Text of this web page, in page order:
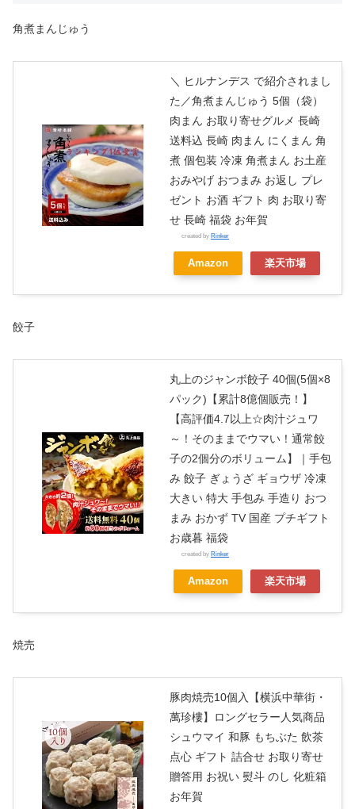
角煮まんじゅう
＼ ヒルナンデス で紹介されまし
た／角煮まんじゅう 5個（袋）
肉まん お取り寄せグルメ 長崎
送料込 長崎 肉まん にくまん 角
煮 個包装 冷凍 角煮まん お土産
おみやげ おつまみ お返し プレ
ゼント お酒 ギフト 肉 お取り寄
せ 長崎 福袋 お年賀
created by Rinker
Amazon 楽天市場
餃子
丸上のジャンボ餃子 40個(5個×8
パック)【累計8億個販売！】
【高評価4.7以上☆肉汁ジュワ
～！そのままでウマい！通常餃
子の2個分のボリューム】｜手包
み 餃子 ぎょうざ ギョウザ 冷凍
大きい 特大 手包み 手造り おつ
まみ おかず TV 国産 プチギフト
お歳暮 福袋
created by Rinker
Amazon 楽天市場
焼売
豚肉焼売10個入【横浜中華街・
萬珍樓】ロングセラー人気商品
シュウマイ 和豚 もちぶた 飲茶
点心 ギフト 詰合せ お取り寄せ
贈答用 お祝い 熨斗 のし 化粧箱
お年賀